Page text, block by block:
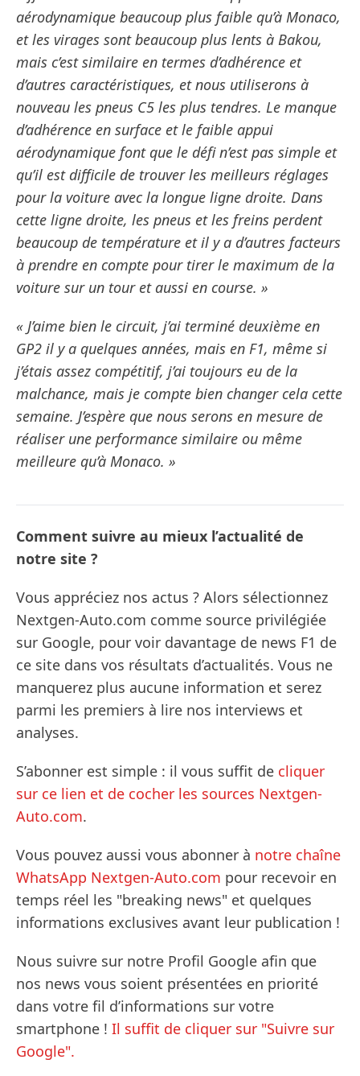
aérodynamique beaucoup plus faible qu’à Monaco,
et les virages sont beaucoup plus lents à Bakou,
mais c’est similaire en termes d’adhérence et
d’autres caractéristiques, et nous utiliserons à
nouveau les pneus C5 les plus tendres. Le manque
d’adhérence en surface et le faible appui
aérodynamique font que le défi n’est pas simple et
qu’il est difficile de trouver les meilleurs réglages
pour la voiture avec la longue ligne droite. Dans
cette ligne droite, les pneus et les freins perdent
beaucoup de température et il y a d’autres facteurs
à prendre en compte pour tirer le maximum de la
voiture sur un tour et aussi en course. »
« J’aime bien le circuit, j’ai terminé deuxième en
GP2 il y a quelques années, mais en F1, même si
j’étais assez compétitif, j’ai toujours eu de la
malchance, mais je compte bien changer cela cette
semaine. J’espère que nous serons en mesure de
réaliser une performance similaire ou même
meilleure qu’à Monaco. »
Comment suivre au mieux l’actualité de
notre site ?
Vous appréciez nos actus ? Alors sélectionnez
Nextgen-Auto.com comme source privilégiée
sur Google, pour voir davantage de news F1 de
ce site dans vos résultats d’actualités. Vous ne
manquerez plus aucune information et serez
parmi les premiers à lire nos interviews et
analyses.
S’abonner est simple : il vous suffit de cliquer
sur ce lien et de cocher les sources Nextgen-
Auto.com.
Vous pouvez aussi vous abonner à notre chaîne
WhatsApp Nextgen-Auto.com pour recevoir en
temps réel les "breaking news" et quelques
informations exclusives avant leur publication !
Nous suivre sur notre Profil Google afin que
nos news vous soient présentées en priorité
dans votre fil d’informations sur votre
smartphone ! Il suffit de cliquer sur "Suivre sur
Google".